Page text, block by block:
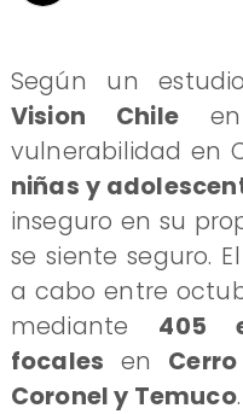
Según un
Vision Chile
vulnerabilidad en
niñas y
inseguro en su
se siente seguro.
a cabo entre
mediante 405
focales en
Coronel y Temuco.